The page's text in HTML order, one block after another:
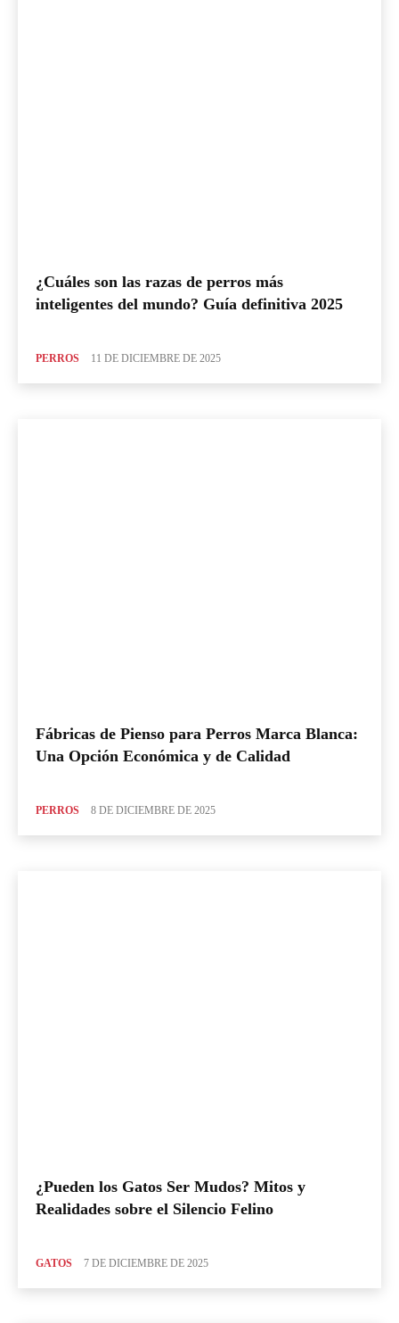
¿Cuáles son las razas de perros más
inteligentes del mundo? Guía definitiva 2025
PERROS 11 DE DICIEMBRE DE 2025
Fábricas de Pienso para Perros Marca Blanca:
Una Opción Económica y de Calidad
PERROS 8 DE DICIEMBRE DE 2025
¿Pueden los Gatos Ser Mudos? Mitos y
Realidades sobre el Silencio Felino
GATOS 7 DE DICIEMBRE DE 2025